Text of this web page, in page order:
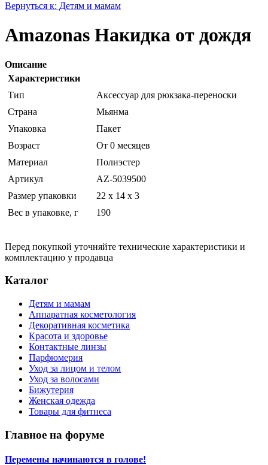
Вернуться к: Детям и мамам
Amazonas Накидка от дождя
Описание
Характеристики
Тип
Аксессуар для рюкзака-переноски
Страна
Мьянма
Упаковка
Пакет
Возраст
От 0 месяцев
Материал
Полиэстер
Артикул
AZ-5039500
Размер упаковки
22 x 14 x 3
Вес в упаковке, г
190
Перед покупкой уточняйте технические характеристики и
комплектацию у продавца
Каталог
Детям и мамам
Аппаратная косметология
Декоративная косметика
Красота и здоровье
Контактные линзы
Парфюмерия
Уход за лицом и телом
Уход за волосами
Бижутерия
Женская одежда
Товары для фитнеса
Главное на форуме
Перемены начинаются в голове!